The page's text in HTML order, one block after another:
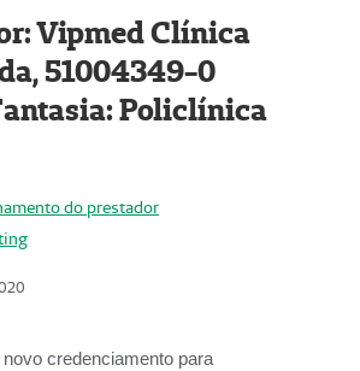
Vipmed Clínica
51004349-0
Policlínica
do prestador
novo credenciamento para